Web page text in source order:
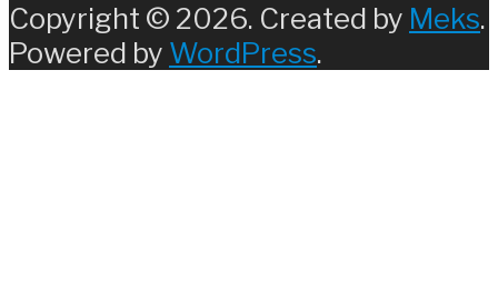
Copyright © 2026. Created by Meks.
Powered by WordPress.